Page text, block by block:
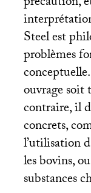
Steel est
problèmes
ouvrage soit
contraire, il
concrets,
l’utilisation
les bovins,
substances